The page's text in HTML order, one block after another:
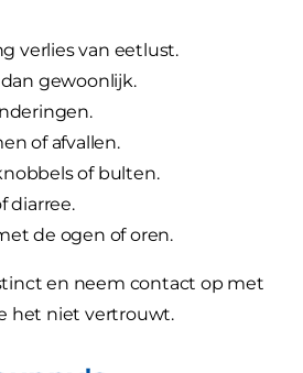
verlies van eetlust.
gewoonlijk.
of afvallen.
of bulten.
diarree.
de ogen of oren.
en neem contact op met
het niet vertrouwt.